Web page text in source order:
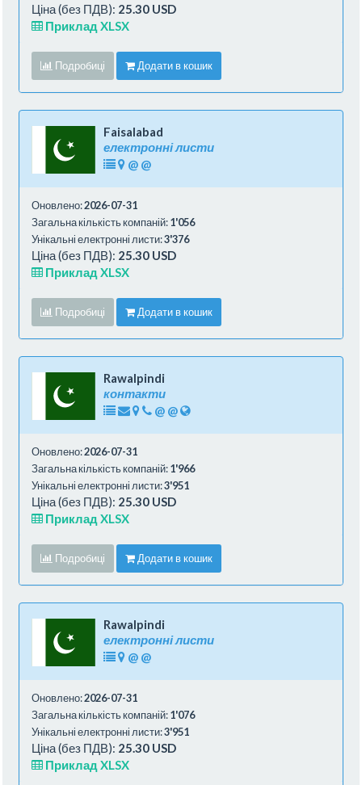
Ціна (без ПДВ): 25.30 USD
Приклад XLSX
Подробиці Додати в кошик
Faisalabad
електронні листи
@ @
Оновлено:2026-07-31
Загальна кількість компаній:1'056
Унікальні електронні листи:3'376
Ціна (без ПДВ): 25.30 USD
Приклад XLSX
Подробиці Додати в кошик
Rawalpindi
контакти
@ @
Оновлено:2026-07-31
Загальна кількість компаній:1'966
Унікальні електронні листи:3'951
Ціна (без ПДВ): 25.30 USD
Приклад XLSX
Подробиці Додати в кошик
Rawalpindi
електронні листи
@ @
Оновлено:2026-07-31
Загальна кількість компаній:1'076
Унікальні електронні листи:3'951
Ціна (без ПДВ): 25.30 USD
Приклад XLSX